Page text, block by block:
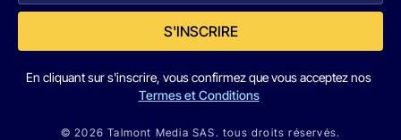
S'INSCRIRE
En cliquant sur s'inscrire, vous confirmez que vous acceptez nos
Termes et Conditions
© 2026 Talmont Media SAS. tous droits réservés.